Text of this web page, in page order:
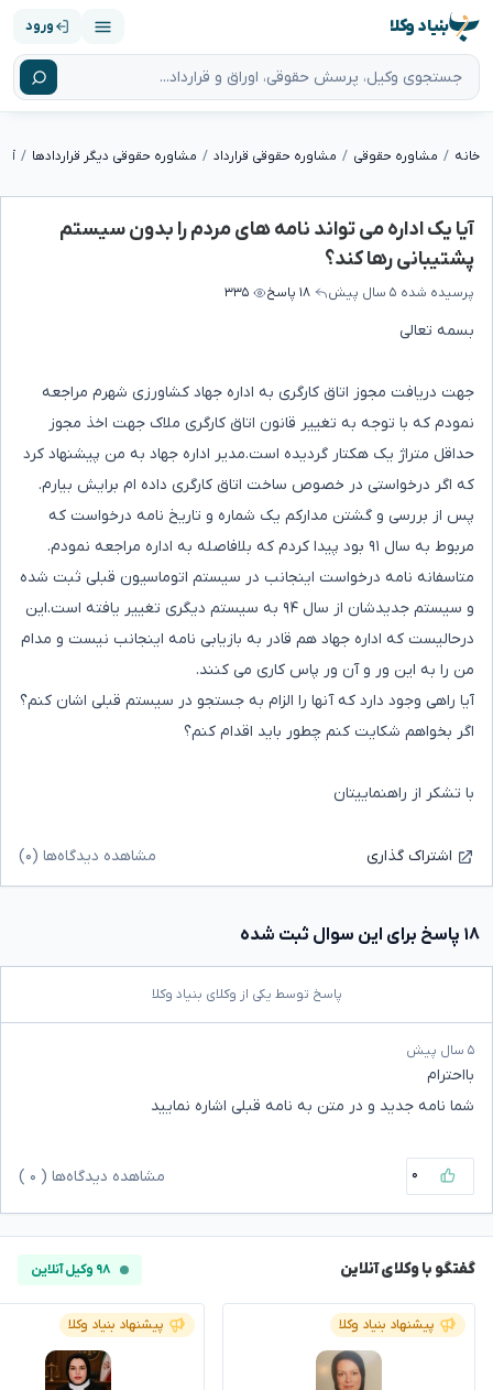
بنیاد وکلا ورود
خانه مشاوره حقوقی مشاوره حقوقی قرارداد مشاوره حقوقی دیگر قراردادها
آیا یک اداره می تواند نامه های مردم را بدون سیستم
پشتیبانی رها کند؟
پرسیده شده ۵ سال پیش ۱۸ پاسخ ۳۳۵
بسمه تعالی
جهت دریافت مجوز اتاق کارگری به اداره جهاد کشاورزی شهرم مراجعه
نمودم که با توجه به تغییر قانون اتاق کارگری ملاک جهت اخذ مجوز
حداقل متراژ یک هکتار گردیده است.مدیر اداره جهاد به من پیشنهاد کرد
که اگر درخواستی در خصوص ساخت اتاق کارگری داده ام برایش بیارم.
پس از بررسی و گشتن مدارکم یک شماره و تاریخ نامه درخواست که
مربوط به سال ۹۱ بود پیدا کردم که بلافاصله به اداره مراجعه نمودم.
متاسفانه نامه درخواست اینجانب در سیستم اتوماسیون قبلی ثبت شده
و سیستم جدیدشان از سال ۹۴ به سیستم دیگری تغییر یافته است.این
درحالیست که اداره جهاد هم قادر به بازیابی نامه اینجانب نیست و مدام
من را به این ور و آن ور پاس کاری می کنند.
آیا راهی وجود دارد که آنها را الزام به جستجو در سیستم قبلی اشان کنم؟
اگر بخواهم شکایت کنم چطور باید اقدام کنم؟
با تشکر از راهنماییتان
اشتراک گذاری مشاهده دیدگاه‌ها (۰)
۱۸ پاسخ برای این سوال ثبت شده
پاسخ توسط یکی از وکلای بنیاد وکلا
۵ سال پیش
بااحترام
شما نامه جدید و در متن به نامه قبلی اشاره نمایید
۰ مشاهده دیدگاه‌ها ( ۰
گفتگو با وکلای آنلاین ۹۸ وکیل آنلاین
پیشنهاد بنیاد وکلا پیشنهاد بنیاد وکلا